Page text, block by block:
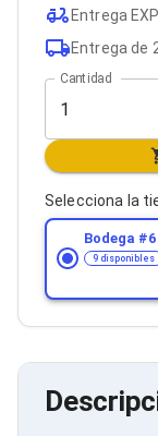
Adaptadores PC
Adaptadores PC
Bluetooth
Adaptadores
Adaptadores
Divisores de Video
Adaptadores
Extensores y
Adaptadores
Repetidores USB
Adaptadores
Adaptadores
Adaptadores
Dispositivos de
Mousepads
Teclados
Entrega
Entrega de
Cantidad
Selecciona la
Bodega #6
9 disponibles